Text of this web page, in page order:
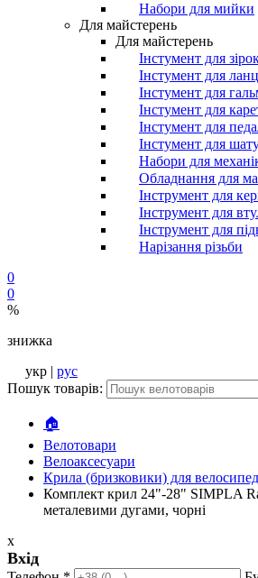
Набори для мийки
Для майстерень
Для майстерень
Інстумент для
Інстумент для
Інстумент для
Інстумент для
Інстумент для
Інстумент для
Набори для
Обладнання для
Інструмент для
Інструмент для
Інструмент для
Нарізання різьби
0
0
%
знижка
укр | рус
Пошук товарів:
🏠
Велотовари
Велоаксесуари
Крила (бризковики) для
Комплект крил 24"-28" SIMPLA
металевими дугами, чорні
x
Вхід